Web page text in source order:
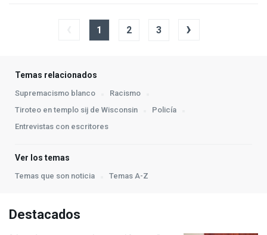
1 2 3 ›
Temas relacionados
Supremacismo blanco
Racismo
Tiroteo en templo sij de Wisconsin
Policía
Entrevistas con escritores
Ver los temas
Temas que son noticia Temas A-Z
Destacados